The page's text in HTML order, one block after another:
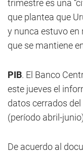
trimestre es una
que plantea que
y nunca estuvo en
que se mantiene
PIB. El Banco
este jueves el
datos cerrados
(período abril-
De acuerdo al